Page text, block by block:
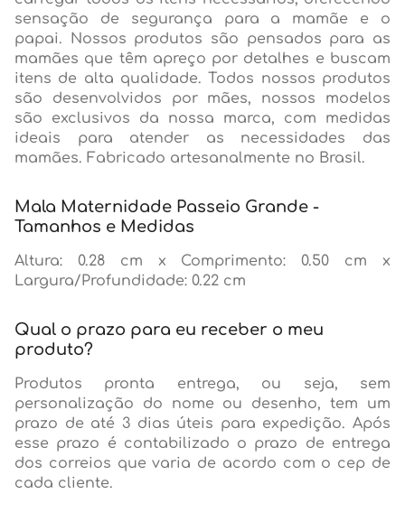
sensação de segurança para a mamãe e o
papai. Nossos produtos são pensados para as
mamães que têm apreço por detalhes e buscam
itens de alta qualidade. Todos nossos produtos
são desenvolvidos por mães, nossos modelos
são exclusivos da nossa marca, com medidas
ideais para atender as necessidades das
mamães. Fabricado artesanalmente no Brasil.
Mala Maternidade Passeio Grande -
Tamanhos e Medidas
Altura: 0.28 cm x Comprimento: 0.50 cm x
Largura/Profundidade: 0.22 cm
Qual o prazo para eu receber o meu
produto?
Produtos pronta entrega, ou seja, sem
personalização do nome ou desenho, tem um
prazo de até 3 dias úteis para expedição. Após
esse prazo é contabilizado o prazo de entrega
dos correios que varia de acordo com o cep de
cada cliente.